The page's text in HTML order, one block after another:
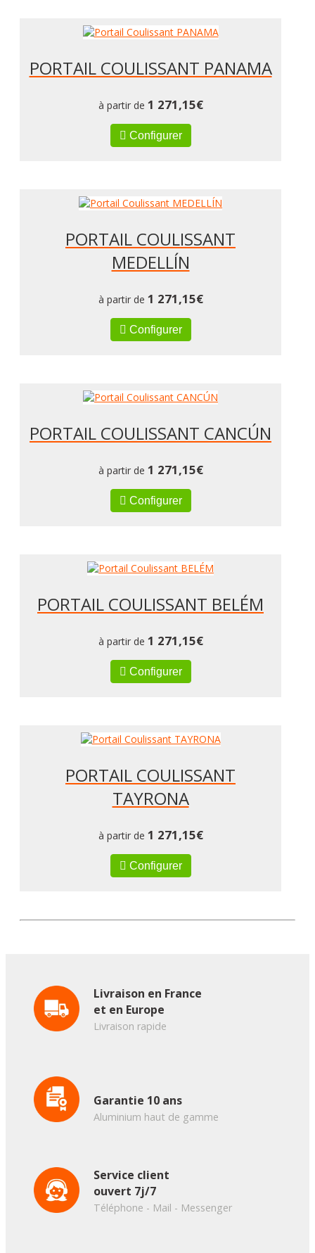
PORTAIL COULISSANT PANAMA
à partir de 1 271,15€
Configurer
PORTAIL COULISSANT
MEDELLÍN
à partir de 1 271,15€
Configurer
PORTAIL COULISSANT CANCÚN
à partir de 1 271,15€
Configurer
PORTAIL COULISSANT BELÉM
à partir de 1 271,15€
Configurer
PORTAIL COULISSANT
TAYRONA
à partir de 1 271,15€
Configurer
Livraison en France
et en Europe
Livraison rapide
Garantie 10 ans
Aluminium haut de gamme
Service client
ouvert 7j/7
Téléphone - Mail - Messenger